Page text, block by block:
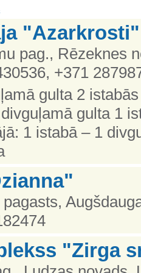
"Azarkrosti"
pag., Rēzeknes
+371
gulta 2
gulta 1
1 istabā – 1
"Zirga